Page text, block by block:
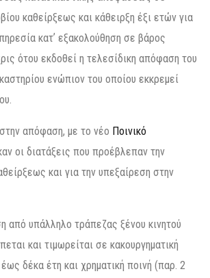
καθείρξεως και κάθειρξη έξι ετών για
κατʼ εξακολούθηση σε βάρος
ότου εκδοθεί η τελεσίδικη απόφαση του
ενώπιον του οποίου εκκρεμεί
απόφαση, με το νέο Ποινικό
οι διατάξεις που προέβλεπαν την
και για την υπεξαίρεση στην
από υπάλληλο τράπεζας ξένου κινητού
και τιμωρείται σε κακουργηματική
δέκα έτη και χρηματική ποινή (παρ. 2